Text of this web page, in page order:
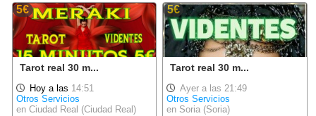
5€
Tarot real 30 m...
Hoy a las 14:51
Otros Servicios
en Ciudad Real (Ciudad Real)
5€
Tarot real 30 m...
Ayer a las 21:49
Otros Servicios
en Soria (Soria)